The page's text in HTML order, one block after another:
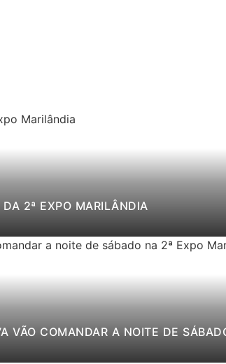
DA 2ª EXPO MARILÂNDIA
VÃO COMANDAR A NOITE DE